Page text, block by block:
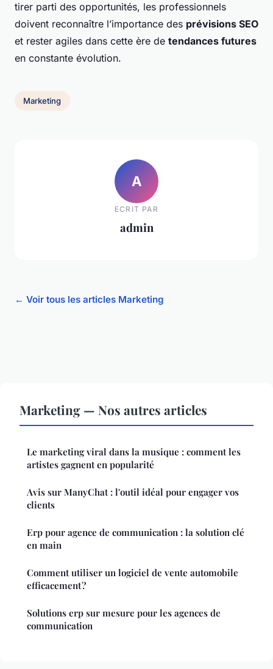
tirer parti des opportunités, les professionnels
doivent reconnaître l’importance des prévisions SEO
et rester agiles dans cette ère de tendances futures
en constante évolution.
Marketing
A
ECRIT PAR
admin
← Voir tous les articles Marketing
Marketing — Nos autres articles
Le marketing viral dans la musique : comment les
artistes gagnent en popularité
Avis sur ManyChat : l'outil idéal pour engager vos
clients
Erp pour agence de communication : la solution clé
en main
Comment utiliser un logiciel de vente automobile
efficacement ?
Solutions erp sur mesure pour les agences de
communication